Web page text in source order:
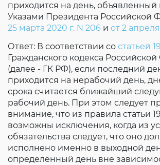
приходится на день,
Указами Президента Российской
25 марта 2020 г. N 206 и от 2
Ответ: В соответствии со статьей
Гражданского кодекса
(далее - ГК РФ), если последний
приходится на нерабочий день,
срока считается ближайший
рабочий день. При этом следует
внимание, что из правила статьи
возможны исключения, когда из
обязательства следует, что оно
исполнено именно в выходной
определённый день вне